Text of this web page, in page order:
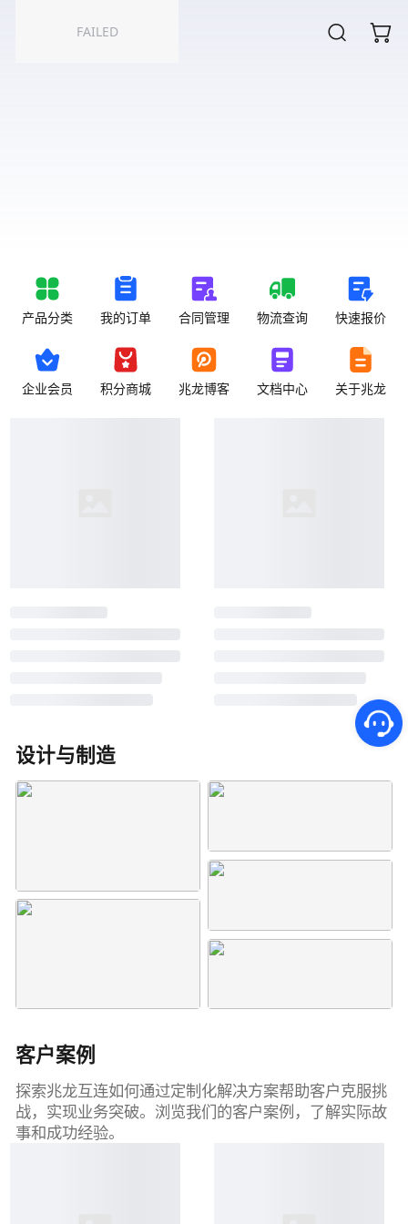
FAILED
产品分类 我的订单 合同管理 物流查询 快速报价
企业会员 积分商城 兆龙博客 文档中心 关于兆龙
设计与制造
客户案例
探索兆龙互连如何通过定制化解决方案帮助客户克服挑
战，实现业务突破。浏览我们的客户案例，了解实际故
事和成功经验。